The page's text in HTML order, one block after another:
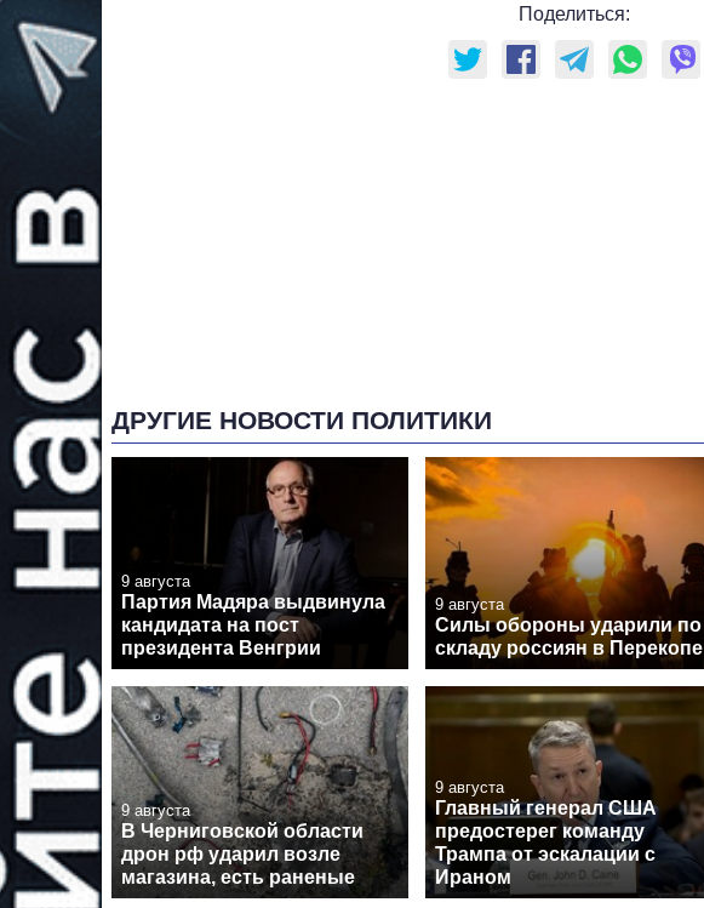
Поделиться:
ДРУГИЕ НОВОСТИ ПОЛИТИКИ
9 августа
Партия Мадяра выдвинула
кандидата на пост
президента Венгрии
9 августа
Силы обороны ударили по
складу россиян в Перекопе
9 августа
В Черниговской области
дрон рф ударил возле
магазина, есть раненые
9 августа
Главный генерал США
предостерег команду
Трампа от эскалации с
Ираном